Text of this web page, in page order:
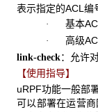
表示指定的ACL编
· 基本
· 高级
link-check：允许
【使用指导】
uRPF功能一般部
可以部署在运营